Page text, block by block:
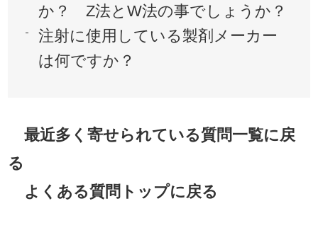
か？ Z法とW法の事でしょうか？
注射に使用している製剤メーカー
は何ですか？
最近多く寄せられている質問一覧に戻
る
よくある質問トップに戻る